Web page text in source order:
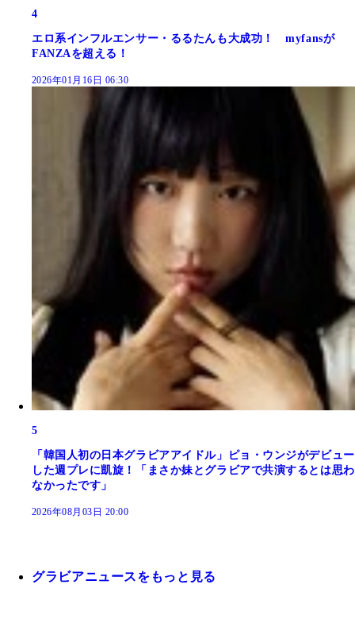
4
エロ系インフルエンサー・るるたんも大成功！ myfansが
FANZAを超える！
2026年01月16日 06:30
5
「韓国人初の日本グラビアアイドル」ピョ・ウンジがデビュー
した週プレに凱旋！「まさか妹とグラビアで共演するとは思わ
なかったです」
2026年08月03日 20:00
グラビアニュースをもっと見る